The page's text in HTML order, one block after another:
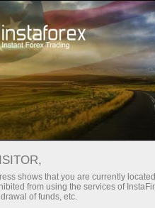
Трейдерам
Форекс-
shows that you are currently
from using the services of
of funds, etc.